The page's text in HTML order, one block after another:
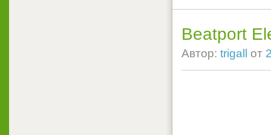
Beatport
Автор: trigall от